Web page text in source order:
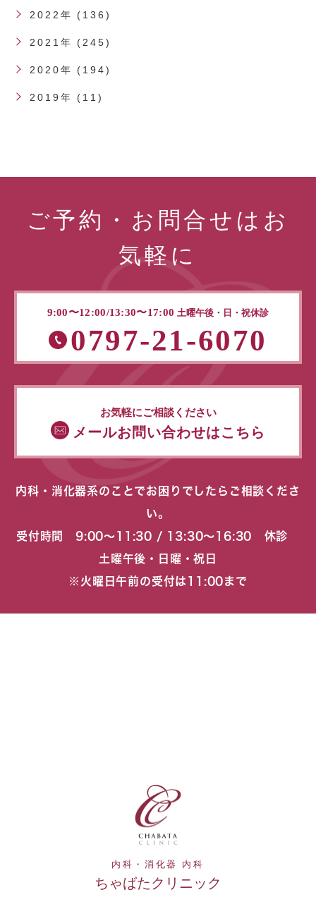
2022年 (136)
2021年 (245)
2020年 (194)
2019年 (11)
ご予約・お問合せはお
気軽に
9:00〜12:00/13:30〜17:00 土曜午後・日・祝休診
0797-21-6070
お気軽にご相談ください
メールお問い合わせはこちら
内科・消化器系のことでお困りでしたらご相談くださ
い。
受付時間 9:00〜11:30 / 13:30〜16:30 休診
土曜午後・日曜・祝日
※火曜日午前の受付は11:00まで
内科・消化器 内科
ちゃばたクリニック